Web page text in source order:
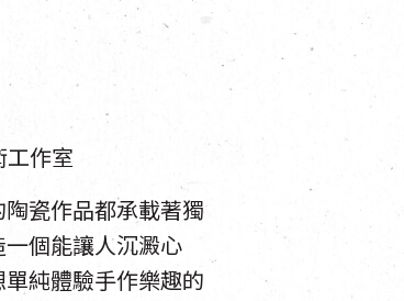
工作室
瓷作品都承載著獨
個能讓人沉澱心
純體驗手作樂趣的